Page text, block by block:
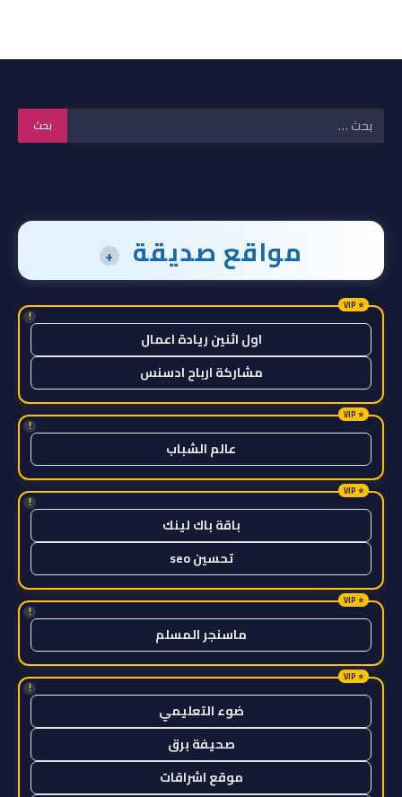
مواقع صديقة +
!
اول اثنين ريادة اعمال
مشاركة ارباح ادسنس
!
عالم الشباب
!
باقة باك لينك
تحسين seo
!
ماسنجر المسلم
!
ضوء التعليمي
صحيفة برق
موقع اشراقات